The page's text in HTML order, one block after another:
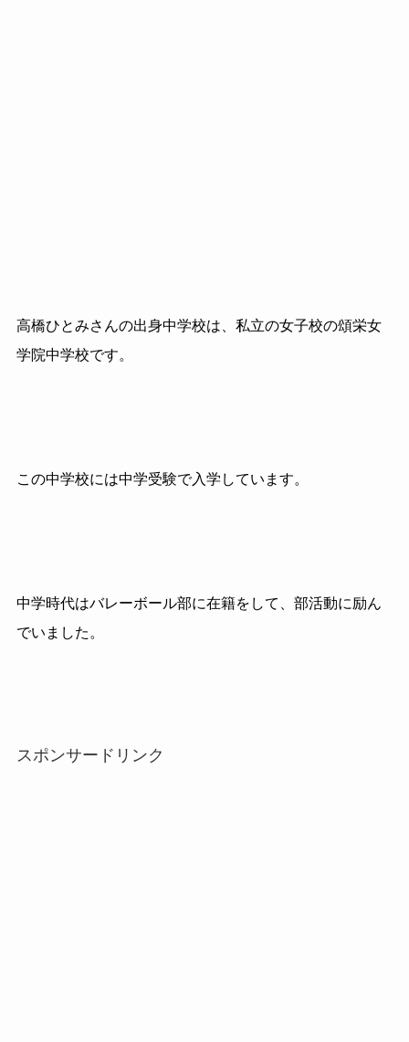
高橋ひとみさんの出身中学校は、私立の女子校の頌栄女
学院中学校です。
この中学校には中学受験で入学しています。
中学時代はバレーボール部に在籍をして、部活動に励ん
でいました。
スポンサードリンク